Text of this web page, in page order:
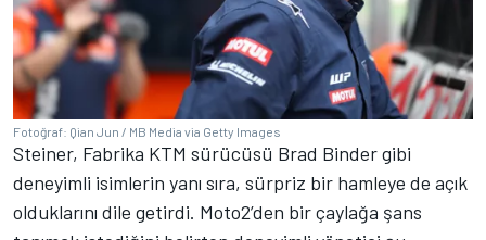
Fotoğraf: Qian Jun / MB Media via Getty Images
Steiner, Fabrika KTM sürücüsü Brad Binder gibi
deneyimli isimlerin yanı sıra, sürpriz bir hamleye de açık
olduklarını dile getirdi. Moto2’den bir çaylağa şans